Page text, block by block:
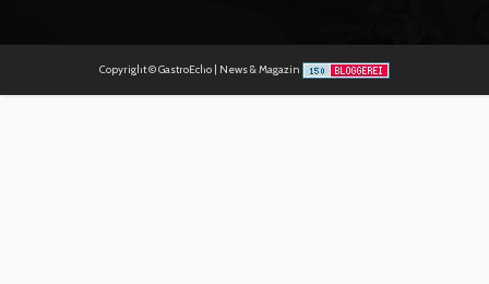
Copyright © GastroEcho | News & Magazin